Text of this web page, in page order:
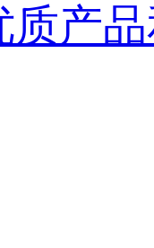
质产